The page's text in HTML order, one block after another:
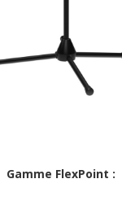
Gamme FlexPoint :